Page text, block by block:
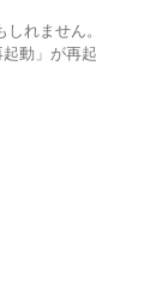
れません。
動」が再起